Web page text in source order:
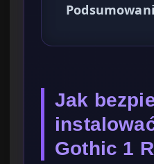
Jak
Gothic 1